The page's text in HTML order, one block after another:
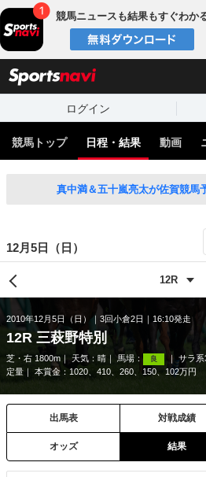
競馬ニュースも結果もすぐわか
ログイン
競馬トップ 日程・結果 動画
真中満＆五十嵐亮太が佐賀競馬
12月5日（日）
2010年12月5日（日） 3回小倉2日 16:10発走
12R 三萩野特別
芝・右 1800m 天気： 晴 馬場： 良 サラ系
定量
本賞金：1020、410、260、150、102万円
出馬表 対戦成績
オッズ 結果